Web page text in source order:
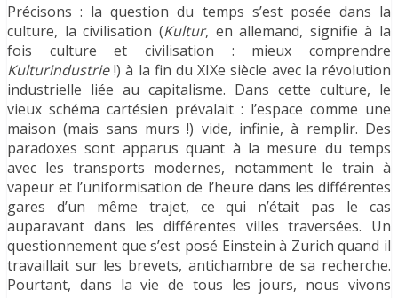
Précisons : la question du temps s’est posée dans la
culture, la civilisation (Kultur, en allemand, signifie à la
fois culture et civilisation : mieux comprendre
Kulturindustrie!) à la fin du XIXe siècle avec la révolution
industrielle liée au capitalisme. Dans cette culture, le
vieux schéma cartésien prévalait : l’espace comme une
maison (mais sans murs !) vide, infinie, à remplir. Des
paradoxes sont apparus quant à la mesure du temps
avec les transports modernes, notamment le train à
vapeur et l’uniformisation de l’heure dans les différentes
gares d’un même trajet, ce qui n’était pas le cas
auparavant dans les différentes villes traversées. Un
questionnement que s’est posé Einstein à Zurich quand il
travaillait sur les brevets, antichambre de sa recherche.
Pourtant, dans la vie de tous les jours, nous vivons